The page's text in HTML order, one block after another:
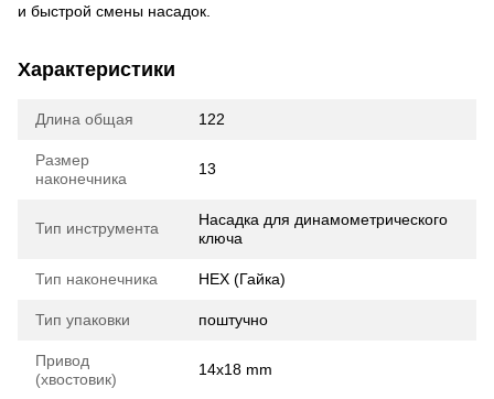
и быстрой смены насадок.
Характеристики
Длина общая 122
Размер
наконечника
13
Тип инструмента
Насадка для динамометрического
ключа
Тип наконечника HEX (Гайка)
Тип упаковки поштучно
Привод
(хвостовик)
14x18 mm